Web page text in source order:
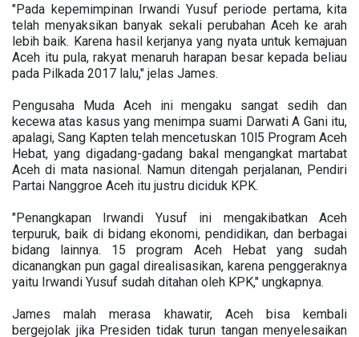
"Pada kepemimpinan Irwandi Yusuf periode pertama, kita
telah menyaksikan banyak sekali perubahan Aceh ke arah
lebih baik. Karena hasil kerjanya yang nyata untuk kemajuan
Aceh itu pula, rakyat menaruh harapan besar kepada beliau
pada Pilkada 2017 lalu," jelas James.
Pengusaha Muda Aceh ini mengaku sangat sedih dan
kecewa atas kasus yang menimpa suami Darwati A Gani itu,
apalagi, Sang Kapten telah mencetuskan 10l5 Program Aceh
Hebat, yang digadang-gadang bakal mengangkat martabat
Aceh di mata nasional. Namun ditengah perjalanan, Pendiri
Partai Nanggroe Aceh itu justru diciduk KPK.
"Penangkapan Irwandi Yusuf ini mengakibatkan Aceh
terpuruk, baik di bidang ekonomi, pendidikan, dan berbagai
bidang lainnya. 15 program Aceh Hebat yang sudah
dicanangkan pun gagal direalisasikan, karena penggeraknya
yaitu Irwandi Yusuf sudah ditahan oleh KPK," ungkapnya.
James malah merasa khawatir, Aceh bisa kembali
bergejolak jika Presiden tidak turun tangan menyelesaikan